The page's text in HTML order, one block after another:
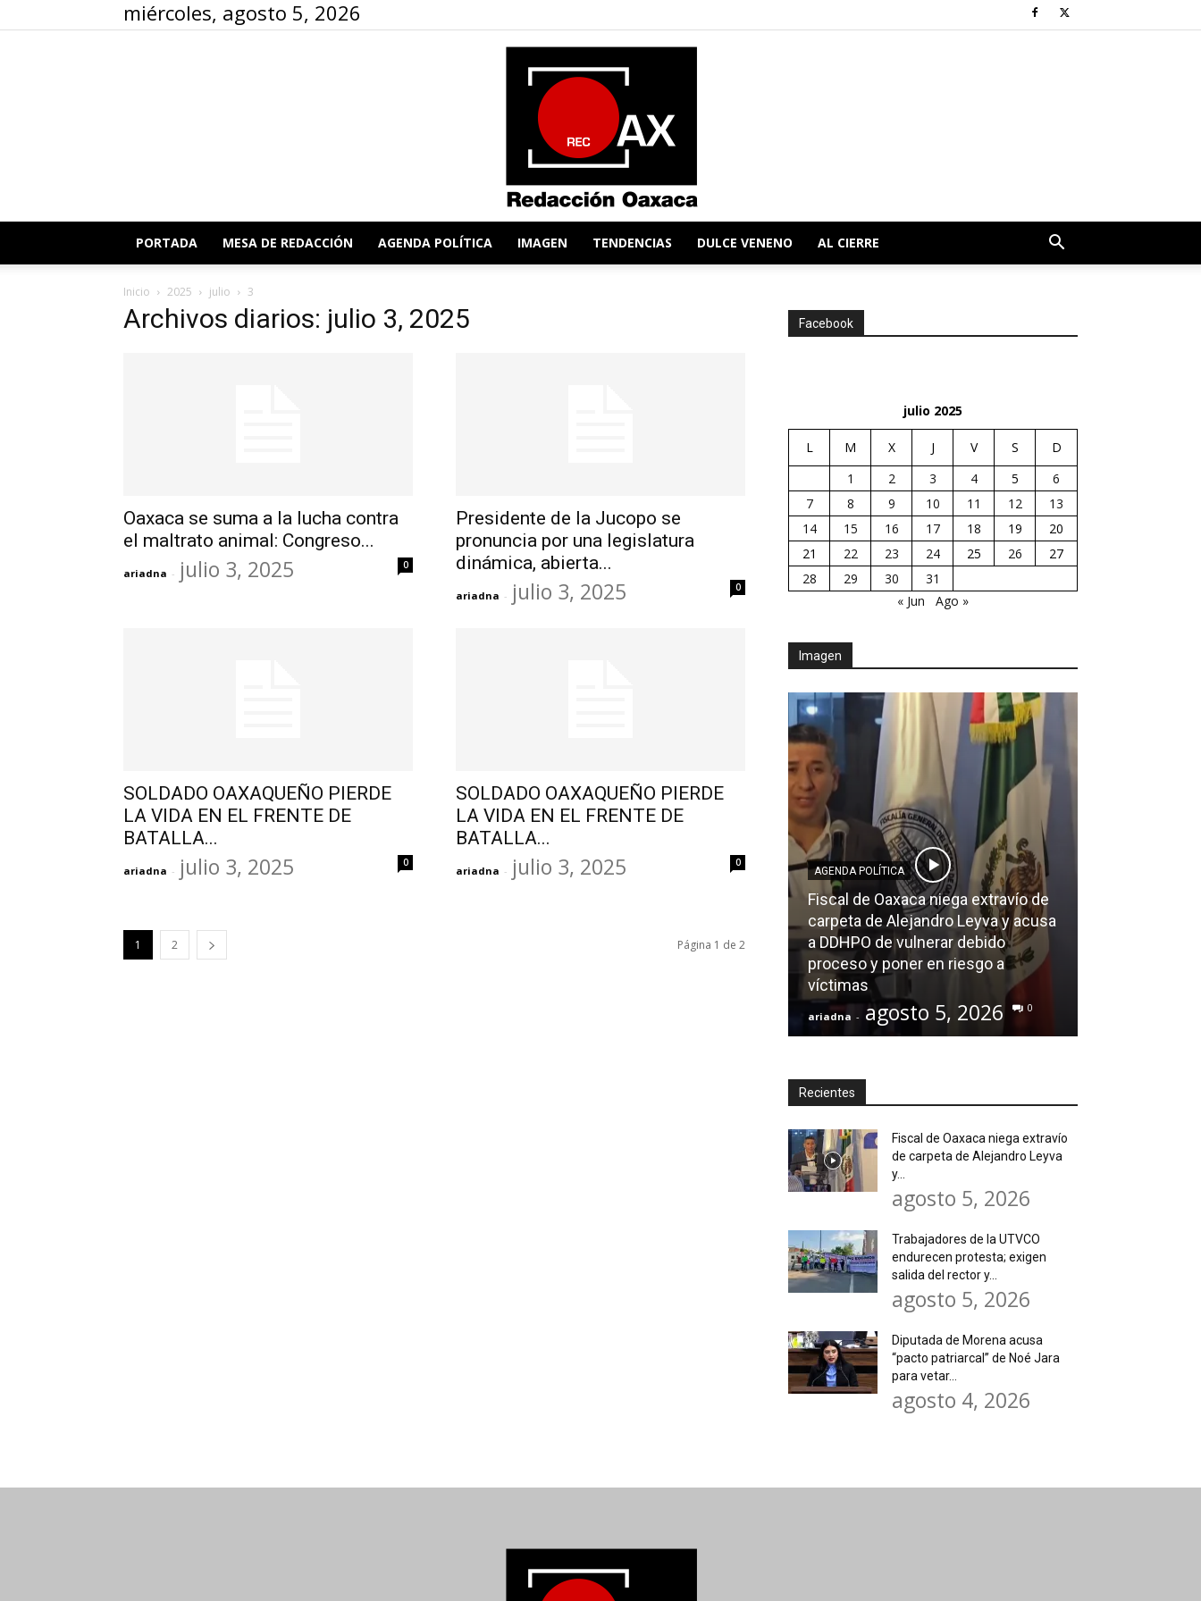
miércoles, agosto 5, 2026
PORTADA MESA DE REDACCIÓN AGENDA POLÍTICA IMAGEN TENDENCIAS DULCE VENENO AL CIERRE
Inicio 2025 julio 3
Archivos diarios: julio 3, 2025
Oaxaca se suma a la lucha contra
el maltrato animal: Congreso...
ariadna - julio 3, 2025 0
Presidente de la Jucopo se
pronuncia por una legislatura
dinámica, abierta...
ariadna - julio 3, 2025 0
SOLDADO OAXAQUEÑO PIERDE
LA VIDA EN EL FRENTE DE
BATALLA...
ariadna - julio 3, 2025 0
SOLDADO OAXAQUEÑO PIERDE
LA VIDA EN EL FRENTE DE
BATALLA...
ariadna - julio 3, 2025 0
1 2 Página 1 de 2
Facebook
julio 2025
L M X J V S
D
1
2 3 4 5
6
7
8 9 10 11 12
13
14
15 16 17 18 19
20
21
22 23 24 25 26
27
28
29 30
31
« Jun
Ago »
Imagen
AGENDA POLÍTICA
Fiscal de Oaxaca niega extravío de
carpeta de Alejandro Leyva y acusa
a DDHPO de vulnerar debido
proceso y poner en riesgo a
víctimas
ariadna - agosto 5, 2026 0
Recientes
Fiscal de Oaxaca niega extravío
de carpeta de Alejandro Leyva
y...
agosto 5, 2026
Trabajadores de la UTVCO
endurecen protesta; exigen
salida del rector y...
agosto 5, 2026
Diputada de Morena acusa
“pacto patriarcal” de Noé Jara
para vetar...
agosto 4, 2026